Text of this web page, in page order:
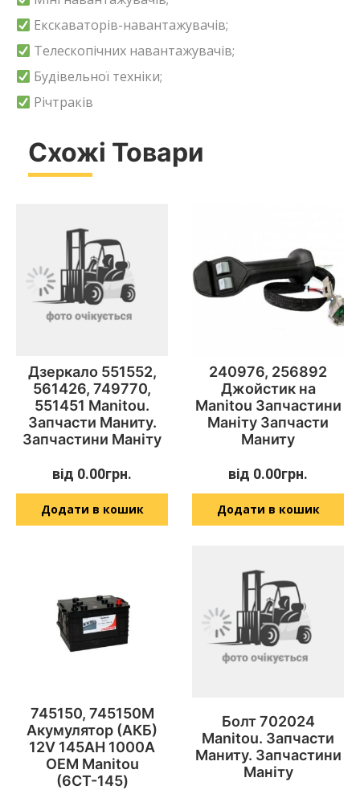
Екскаваторів-навантажувачів;
Телескопічних навантажувачів;
Будівельної техніки;
Річтраків
Схожі Товари
Дзеркало 551552,
561426, 749770,
551451 Manitou.
Запчасти Маниту.
Запчастини Маніту
від 0.00грн.
Додати в кошик
240976, 256892
Джойстик на
Manitou Запчастини
Маніту Запчасти
Маниту
від 0.00грн.
Додати в кошик
745150, 745150M
Акумулятор (АКБ)
12V 145AH 1000A
OEM Manitou
(6СТ-145)
Болт 702024
Manitou. Запчасти
Маниту. Запчастини
Маніту